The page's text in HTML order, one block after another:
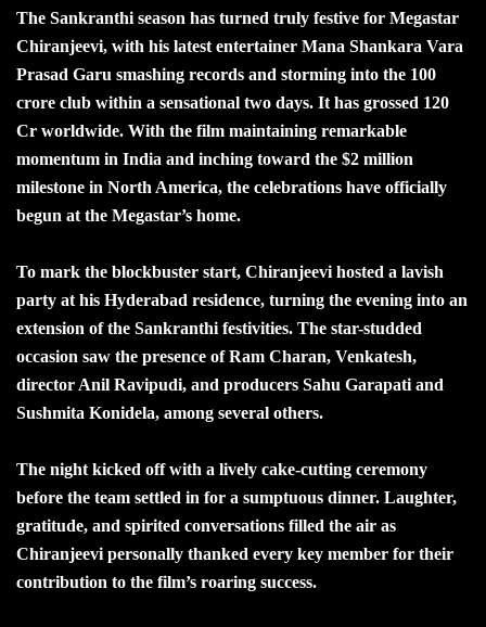
The Sankranthi season has turned truly festive for Megastar
Chiranjeevi, with his latest entertainer Mana Shankara Vara
Prasad Garu smashing records and storming into the 100
crore club within a sensational two days. It has grossed 120
Cr worldwide. With the film maintaining remarkable
momentum in India and inching toward the $2 million
milestone in North America, the celebrations have officially
begun at the Megastar’s home.
To mark the blockbuster start, Chiranjeevi hosted a lavish
party at his Hyderabad residence, turning the evening into an
extension of the Sankranthi festivities. The star-studded
occasion saw the presence of Ram Charan, Venkatesh,
director Anil Ravipudi, and producers Sahu Garapati and
Sushmita Konidela, among several others.
The night kicked off with a lively cake-cutting ceremony
before the team settled in for a sumptuous dinner. Laughter,
gratitude, and spirited conversations filled the air as
Chiranjeevi personally thanked every key member for their
contribution to the film’s roaring success.